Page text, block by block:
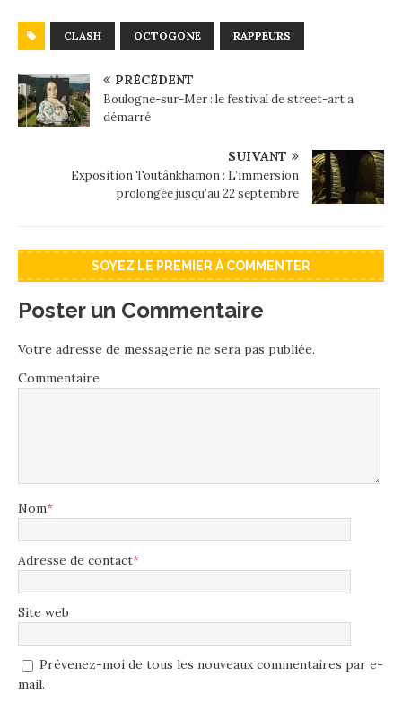
CLASH OCTOGONE RAPPEURS
PRÉCÉDENT
Boulogne-sur-Mer : le festival de street-art a
démarré
SUIVANT
Exposition Toutânkhamon : L’immersion
prolongée jusqu’au 22 septembre
SOYEZ LE PREMIER À COMMENTER
Poster un Commentaire
Votre adresse de messagerie ne sera pas publiée.
Commentaire
Nom*
Adresse de contact*
Site web
Prévenez-moi de tous les nouveaux commentaires par e-
mail.